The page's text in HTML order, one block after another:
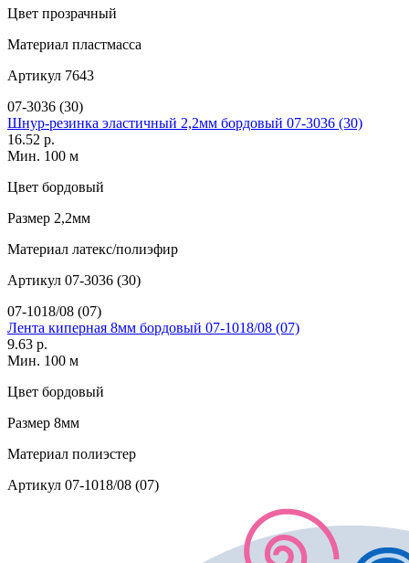
Цвет прозрачный
Материал пластмасса
Артикул 7643
07-3036 (30)
Шнур-резинка эластичный 2,2мм бордовый 07-3036 (30)
16.52 р.
Мин. 100 м
Цвет бордовый
Размер 2,2мм
Материал латекс/полиэфир
Артикул 07-3036 (30)
07-1018/08 (07)
Лента киперная 8мм бордовый 07-1018/08 (07)
9.63 р.
Мин. 100 м
Цвет бордовый
Размер 8мм
Материал полиэстер
Артикул 07-1018/08 (07)